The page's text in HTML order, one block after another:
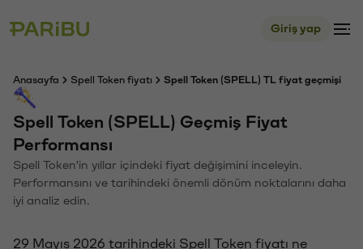
Giriş yap
Anasayfa Spell Token fiyatı Spell Token (SPELL) TL fiyat geçmişi
Spell Token (SPELL) Geçmiş Fiyat
Performansı
Spell Token'in yıllar içindeki fiyat değişimini inceleyin.
Performansını ve tarihindeki önemli dönüm noktalarını daha
iyi analiz edin.
29 Mayıs 2026 tarihindeki Spell Token fiyatı ne